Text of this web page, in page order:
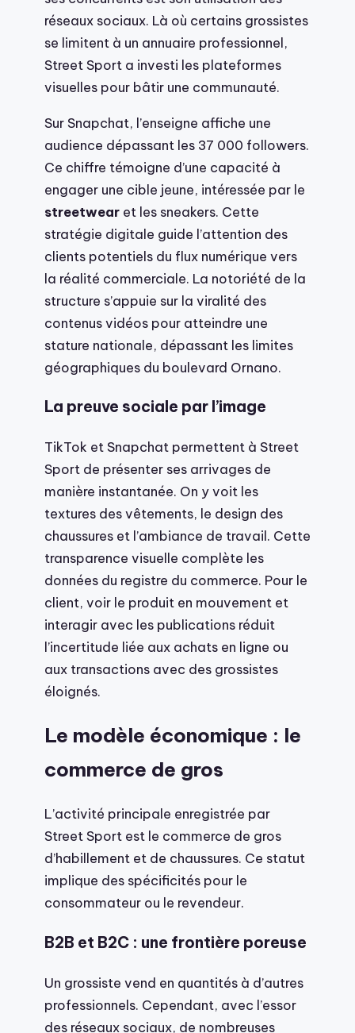
réseaux sociaux. Là où certains grossistes
se limitent à un annuaire professionnel,
Street Sport a investi les plateformes
visuelles pour bâtir une communauté.
Sur Snapchat, l’enseigne affiche une
audience dépassant les 37 000 followers.
Ce chiffre témoigne d’une capacité à
engager une cible jeune, intéressée par le
streetwear et les sneakers. Cette
stratégie digitale guide l’attention des
clients potentiels du flux numérique vers
la réalité commerciale. La notoriété de la
structure s’appuie sur la viralité des
contenus vidéos pour atteindre une
stature nationale, dépassant les limites
géographiques du boulevard Ornano.
La preuve sociale par l’image
TikTok et Snapchat permettent à Street
Sport de présenter ses arrivages de
manière instantanée. On y voit les
textures des vêtements, le design des
chaussures et l’ambiance de travail. Cette
transparence visuelle complète les
données du registre du commerce. Pour le
client, voir le produit en mouvement et
interagir avec les publications réduit
l’incertitude liée aux achats en ligne ou
aux transactions avec des grossistes
éloignés.
Le modèle économique : le
commerce de gros
L’activité principale enregistrée par
Street Sport est le commerce de gros
d’habillement et de chaussures. Ce statut
implique des spécificités pour le
consommateur ou le revendeur.
B2B et B2C : une frontière poreuse
Un grossiste vend en quantités à d’autres
professionnels. Cependant, avec l’essor
des réseaux sociaux, de nombreuses